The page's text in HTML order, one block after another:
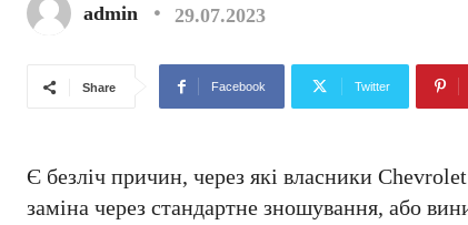
admin 29.07.2023
Share Facebook Twitter
Є безліч причин, через які власники
заміна через стандартне зношування, або